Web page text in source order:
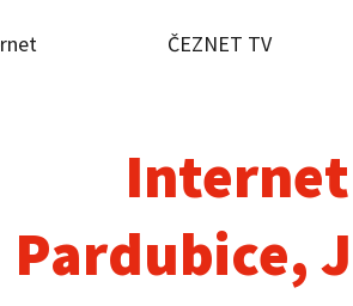
ČEZNET TV
Internet
ČEZNET TV
Podpora
Pardubice,